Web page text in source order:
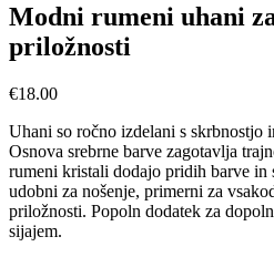
Modni rumeni uhani
priložnosti
€18.00
Uhani so ročno izdelani s skrbnostjo
Osnova srebrne barve zagotavlja
rumeni kristali dodajo pridih barve in
udobni za nošenje, primerni za
priložnosti. Popoln dodatek za
sijajem.